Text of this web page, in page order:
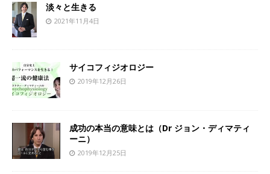
淡々と生きる
2021年11月4日
サイコフィジオロジー
2019年12月26日
成功の本当の意味とは（Dr ジョン・ディマティ
ーニ）
2019年12月25日